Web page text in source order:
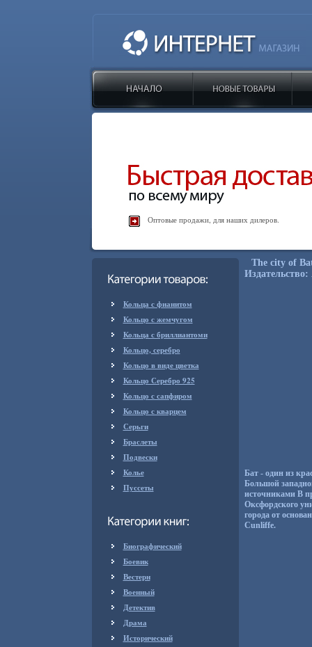
Оптовые продажи, для наших дилеров.
Кольца с фианитом
Кольцо с жемчугом
Кольца с бриллиантоми
Кольцо, серебро
Кольцо в виде цветка
Кольцо Серебро 925
Кольцо с сапфиром
Кольцо с кварцем
Серьги
Браслеты
Подвески
Колье
Пуссеты
Биографический
Боевик
Вестерн
Военный
Детектив
Драма
Исторический
The city of
Бат - один из
Большой
источниками В
Оксфордского
города от
Cunliffe.